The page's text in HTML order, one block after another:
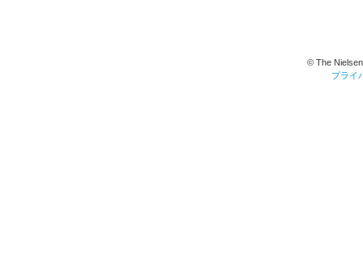
© The
プライ